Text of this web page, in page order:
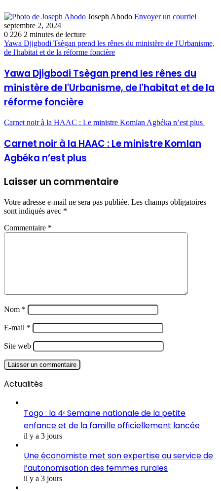
Joseph Ahodo Envoyer un courriel
septembre 2, 2024
0 226 2 minutes de lecture
Yawa Djigbodi Tsègan prend les rênes du ministère de l'Urbanisme,
de l'habitat et de la réforme foncière
Yawa Djigbodi Tsègan prend les rênes du
ministère de l'Urbanisme, de l'habitat et de la
réforme foncière
Carnet noir à la HAAC : Le ministre Komlan Agbéka n’est plus
Carnet noir à la HAAC : Le ministre Komlan
Agbéka n’est plus
Laisser un commentaire
Votre adresse e-mail ne sera pas publiée. Les champs obligatoires
sont indiqués avec *
Commentaire *
Nom *
E-mail *
Site web
Actualités
Togo : la 4ᵉ Semaine nationale de la petite
enfance et de la famille officiellement lancée
il y a 3 jours
Une économiste met son expertise au service de
l’autonomisation des femmes rurales
il y a 3 jours